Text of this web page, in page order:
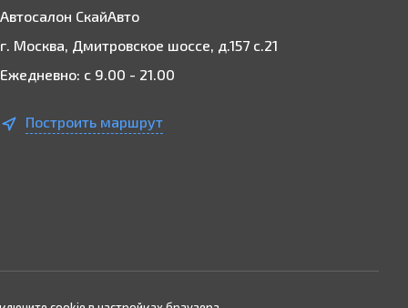
Автосалон СкайАвто
г. Москва, Дмитровское шоссе, д.157 с.21
Ежедневно: с 9.00 - 21.00
Построить маршрут